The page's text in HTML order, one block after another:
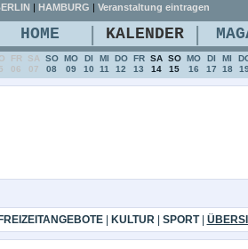
FREIZEITANGEBOTE| KULTUR| SPORT|
| HAMBURG | Veranstaltung eintragen
HOME | KALENDER |
FR
06
SA
07
SO
08
MO
09
DI
10
MI
11
DO
12
FR
13
SA
14
SO
15
MO
16
DI
17
MI
18
19